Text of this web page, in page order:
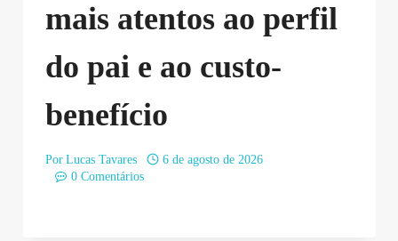
mais atentos ao perfil
do pai e ao custo-
benefício
Por Lucas Tavares
6 de agosto de 2026
0 Comentários